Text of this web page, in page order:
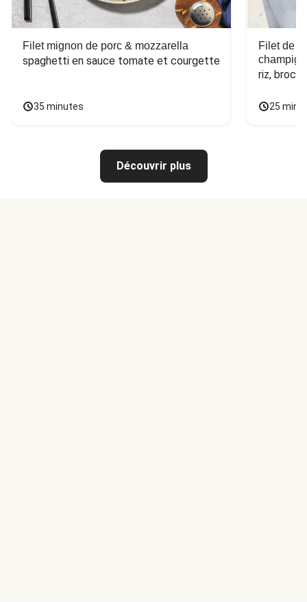
Filet mignon de porc & mozzarella
spaghetti en sauce tomate et courgette
35 minutes
Filet de
riz,
25
Découvrir plus